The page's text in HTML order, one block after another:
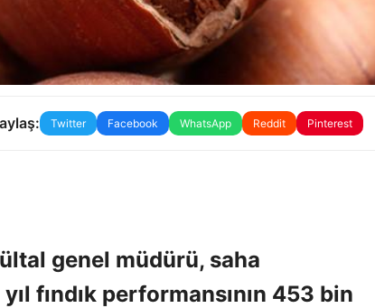
Twitter Facebook WhatsApp Reddit Pinterest
genel müdürü, saha
fındık performansının 453 bin